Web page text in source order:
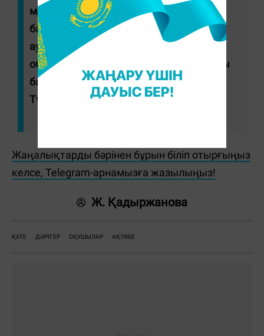
мектеп облыстық денсаулық сақтау
басқармасы бұйрығымен Қарғалы
ауруханасына берілді", - деді Ақтөбе
облысы Денсаулық сақтау басқармасы
басшысының орынбасары Бақытжан
Түлкібаева.
Жаңалықтарды бәрінен бұрын біліп отырғыңыз
келсе, Telegram-арнамызға жазылыңыз!
Ж. Қадыржанова
ҚАТЕ ДӘРІГЕР ОҚУШЫЛАР АҚТӨБЕ